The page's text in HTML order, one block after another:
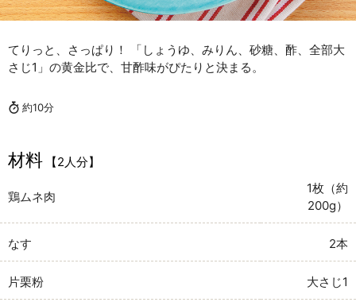
てりっと、さっぱり！ 「しょうゆ、みりん、砂糖、酢、全部大
さじ1」の黄金比で、甘酢味がぴたりと決まる。
約10分
材料 【2人分】
鶏ムネ肉
1枚（約
200g）
なす 2本
片栗粉 大さじ1